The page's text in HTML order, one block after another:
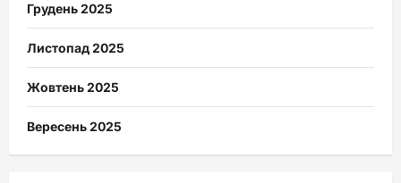
Грудень 2025
Листопад 2025
Жовтень 2025
Вересень 2025